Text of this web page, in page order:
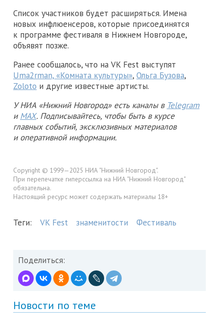
Список участников будет расширяться. Имена
новых инфлюенсеров, которые присоединятся
к программе фестиваля в Нижнем Новгороде,
объявят позже.
Ранее сообщалось, что на VK Fest выступят
Uma2rman, «Комната культуры», Ольга Бузова,
Zoloto и другие известные артисты.
У НИА «Нижний Новгород» есть каналы в Telegram
и MAX. Подписывайтесь, чтобы быть в курсе
главных событий, эксклюзивных материалов
и оперативной информации.
Copyright © 1999—2025 НИА "Нижний Новгород".
При перепечатке гиперссылка на НИА "Нижний Новгород"
обязательна.
Настоящий ресурс может содержать материалы 18+
Теги: VK Fest знаменитости Фестиваль
Поделиться:
Новости по теме